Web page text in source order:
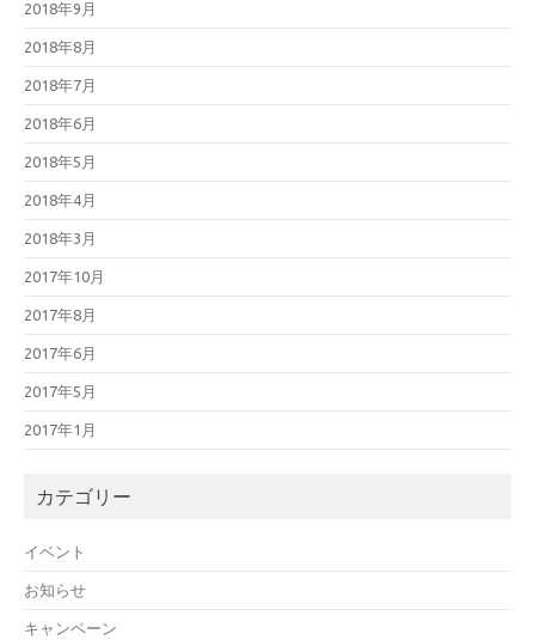
2018年9月
2018年8月
2018年7月
2018年6月
2018年5月
2018年4月
2018年3月
2017年10月
2017年8月
2017年6月
2017年5月
2017年1月
カテゴリー
イベント
お知らせ
キャンペーン